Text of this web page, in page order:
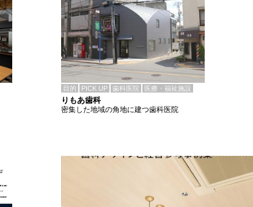
目的 PICK UP 歯科医院 医療・福祉施設
りもあ歯科
密集した地域の角地に建つ歯科医院